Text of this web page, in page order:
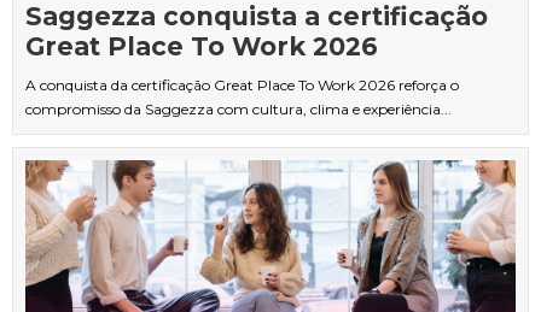
Saggezza conquista a certificação
Great Place To Work 2026
A conquista da certificação Great Place To Work 2026 reforça o
compromisso da Saggezza com cultura, clima e experiência...